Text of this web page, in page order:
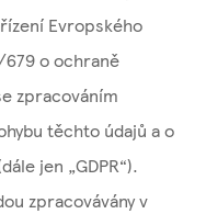
Evropského
679 o ochraně
zpracováním
těchto údajů a o
jen „GDPR“).
zpracovávány v